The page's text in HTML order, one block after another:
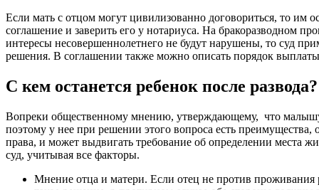
Если мать с отцом могут цивилизованно договориться, то им
соглашение и заверить его у нотариуса. На бракоразводном
интересы несовершеннолетнего не будут нарушены, то суд
решения. В соглашении также можно описать порядок
С кем останется ребенок после
Вопреки общественному мнению, утверждающему, что
поэтому у нее при решении этого вопроса есть преимущества,
права, и может выдвигать требование об определении места
суд, учитывая все факторы.
Мнение отца и матери. Если отец не против проживания